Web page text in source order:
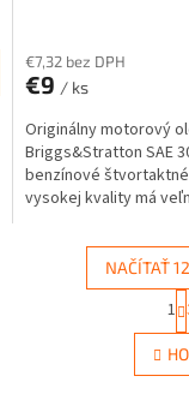
€7,32 bez DPH
€9 / ks
Originálny motorový
Briggs&Stratton SAE
benzínové
vysokej kvality má
l
NAČÍTAŤ
S
t
r
á
n
1